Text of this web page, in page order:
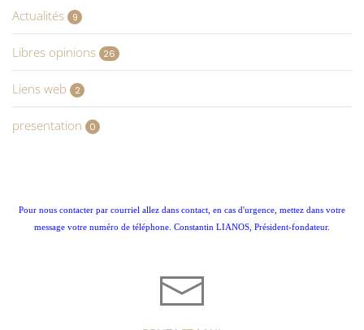
Actualités 9
Libres opinions 26
Liens web 2
presentation 0
Pour nous contacter par courriel allez dans contact, en cas d'urgence, mettez dans votre
message votre numéro de téléphone. Constantin LIANOS, Président-fondateur.